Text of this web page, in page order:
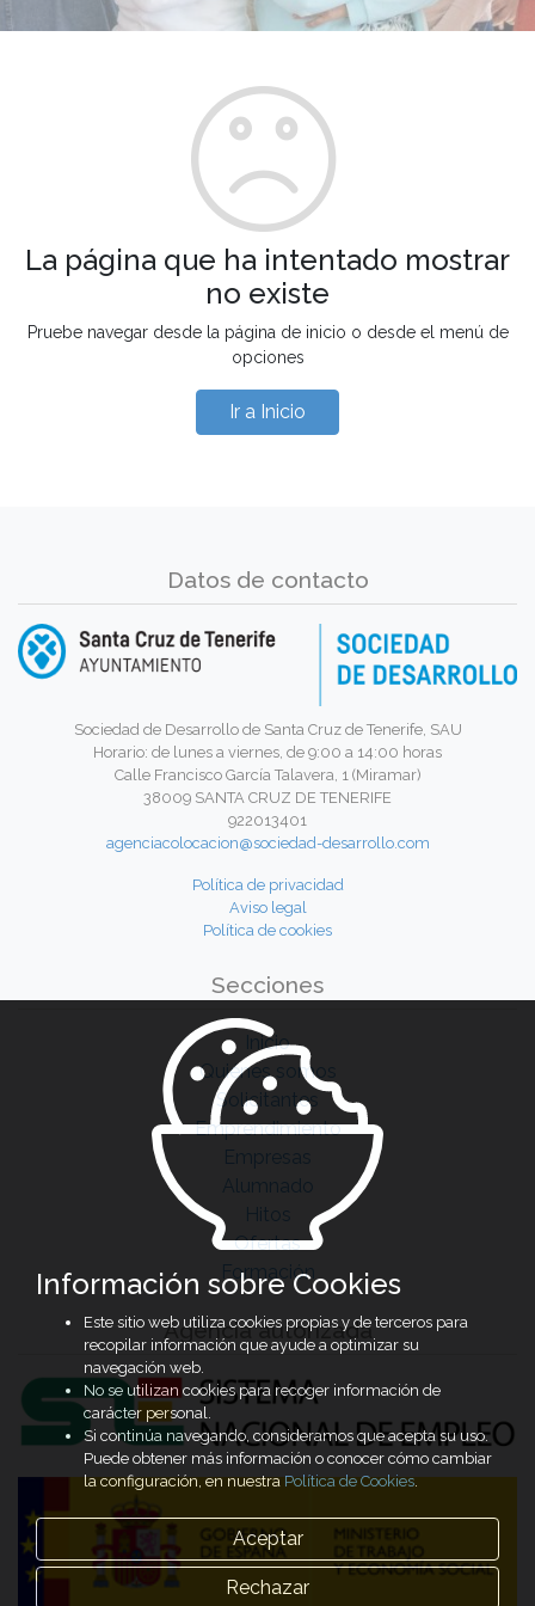
La página que ha intentado mostrar
no existe
Pruebe navegar desde la página de inicio o desde el menú de
opciones
Ir a Inicio
Datos de contacto
Sociedad de Desarrollo de Santa Cruz de Tenerife, SAU
Horario: de lunes a viernes, de 9:00 a 14:00 horas
Calle Francisco García Talavera, 1 (Miramar)
38009 SANTA CRUZ DE TENERIFE
922013401
agenciacolocacion@sociedad-desarrollo.com
Política de privacidad
Aviso legal
Política de cookies
Secciones
Inicio
Quiénes somos
Solicitantes
Emprendimiento
Empresas
Alumnado
Hitos
Ofertas
Formación
Agencia autorizada
Información sobre Cookies
Este sitio web utiliza cookies propias y de terceros para
recopilar información que ayude a optimizar su
navegación web.
No se utilizan cookies para recoger información de
carácter personal.
Si continúa navegando, consideramos que acepta su uso.
Puede obtener más información o conocer cómo cambiar
la configuración, en nuestraPolítica de Cookies.
Aceptar
Rechazar